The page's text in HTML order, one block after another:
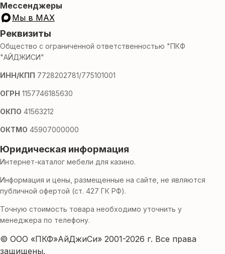
Мессенджеры
Мы в MAX
Реквизиты
Общество с ограниченной ответственностью "ПКФ
"АЙДЖИСИ"
ИНН/КПП 7728202781/775101001
ОГРН 1157746185630
ОКПО 41563212
ОКТМО 45907000000
Юридическая информация
Интернет-каталог мебели для казино.
Информация и цены, размещенные на сайте, не являются
публичной офертой (ст. 427 ГК РФ).
Точную стоимость товара необходимо уточнить у
менеджера по телефону.
© ООО «ПКФ»АйДжиСи» 2001-2026 г. Все права
защищены.